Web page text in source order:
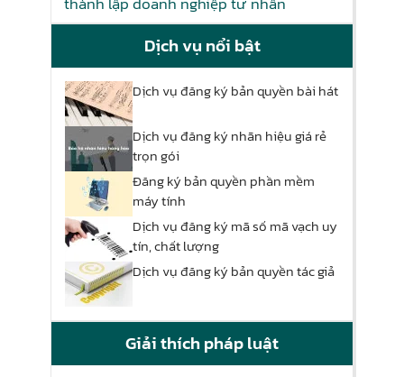
Dịch vụ nổi bật
Dịch vụ đăng ký bản quyền bài hát
Dịch vụ đăng ký nhãn hiệu giá rẻ
trọn gói
Đăng ký bản quyền phần mềm
máy tính
Dịch vụ đăng ký mã số mã vạch uy
tín, chất lượng
Dịch vụ đăng ký bản quyền tác giả
Giải thích pháp luật